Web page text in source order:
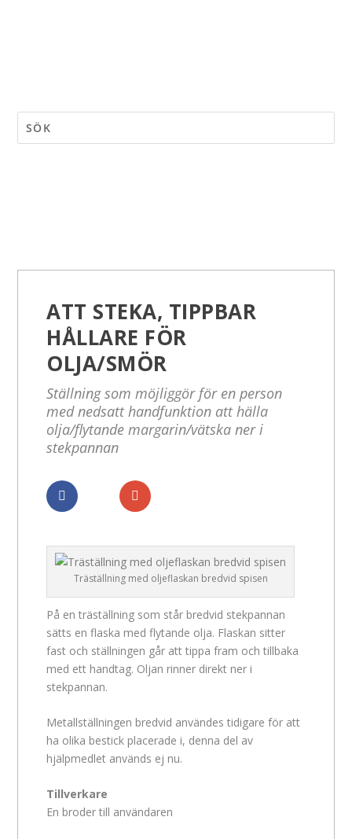
ATT STEKA, TIPPBAR
HÅLLARE FÖR
OLJA/SMÖR
Ställning som möjliggör för en person
med nedsatt handfunktion att hälla
olja/flytande margarin/vätska ner i
stekpannan
Träställning med oljeflaskan bredvid spisen
På en träställning som står bredvid stekpannan
sätts en flaska med flytande olja. Flaskan sitter
fast och ställningen går att tippa fram och tillbaka
med ett handtag. Oljan rinner direkt ner i
stekpannan.
Metallställningen bredvid användes tidigare för att
ha olika bestick placerade i, denna del av
hjälpmedlet används ej nu.
Tillverkare
En broder till användaren